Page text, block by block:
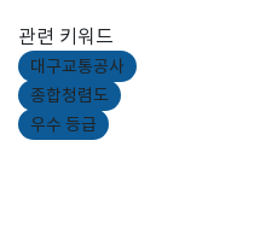
관련 키워드
대구교통공사
종합청렴도
우수 등급